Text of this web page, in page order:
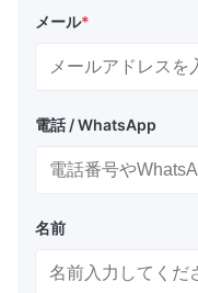
メール*
電話 / WhatsApp
名前